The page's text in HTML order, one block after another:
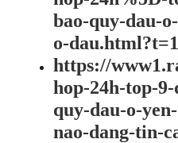
bao-quy-dau-
o-
https://
hop-24h-top-
quy-dau-o-
nao-dang-tin-